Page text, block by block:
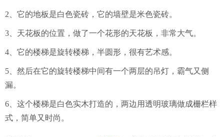
2、它的地板是白色瓷砖，它的墙壁是米色瓷砖。
3、天花板的位置，做了一个花形的天花板，非常大气。
4、它的楼梯是旋转楼梯，半圆形，很有艺术感。
5、然后在它的旋转楼梯中间有一个两层的吊灯，霸气又侧
漏。
6、这个楼梯是白色实木打造的，两边用透明玻璃做成栅栏样
式，简单又时尚。